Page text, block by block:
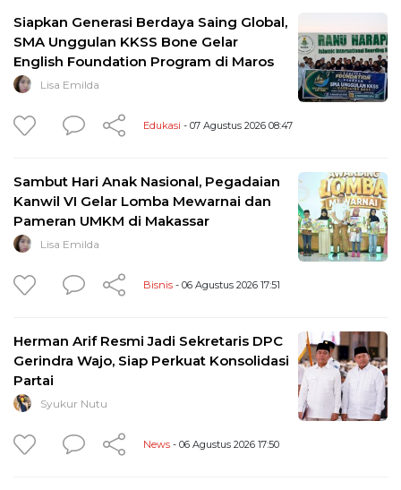
Siapkan Generasi Berdaya Saing Global,
SMA Unggulan KKSS Bone Gelar
English Foundation Program di Maros
Lisa Emilda
Edukasi - 07 Agustus 2026 08:47
Sambut Hari Anak Nasional, Pegadaian
Kanwil VI Gelar Lomba Mewarnai dan
Pameran UMKM di Makassar
Lisa Emilda
Bisnis - 06 Agustus 2026 17:51
Herman Arif Resmi Jadi Sekretaris DPC
Gerindra Wajo, Siap Perkuat Konsolidasi
Partai
Syukur Nutu
News - 06 Agustus 2026 17:50